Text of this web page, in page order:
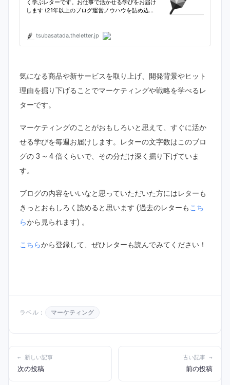
気になる商品や新サービスを取り上げ、開発背景やヒット
理由を掘り下げることでマーケティングや戦略を学べるレ
ターです。
マーケティングのことがおもしろいと思えて、すぐに活か
せる学びを毎週お届けします。レターの文字数はこのブロ
グの 3 ~ 4 倍くらいで、その分だけ深く掘り下げていま
す。
ブログの内容をいいなと思っていただいた方にはレターも
きっとおもしろく読めると思います (過去のレターもこち
らから見られます) 。
こちらから登録して、ぜひレターも読んでみてください！
ラベル： マーケティング
← 新しい記事
次の投稿
古い記事 →
前の投稿